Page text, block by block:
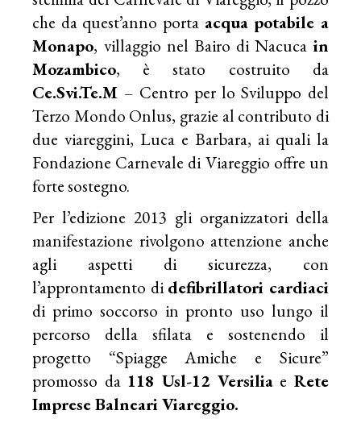
che da quest’anno porta acqua potabile a
Monapo, villaggio nel Bairo di Nacuca in
Mozambico, è stato costruito da
Ce.Svi.Te.M – Centro per lo Sviluppo del
Terzo Mondo Onlus, grazie al contributo di
due viareggini, Luca e Barbara, ai quali la
Fondazione Carnevale di Viareggio offre un
forte sostegno.
Per l’edizione 2013 gli organizzatori della
manifestazione rivolgono attenzione anche
agli aspetti di sicurezza, con
l’approntamento didefibrillatori cardiaci
di primo soccorso in pronto uso lungo il
percorso della sfilata e sostenendo il
progetto “Spiagge Amiche e Sicure”
promosso da 118 Usl-12 Versiliae Rete
Imprese Balneari Viareggio.